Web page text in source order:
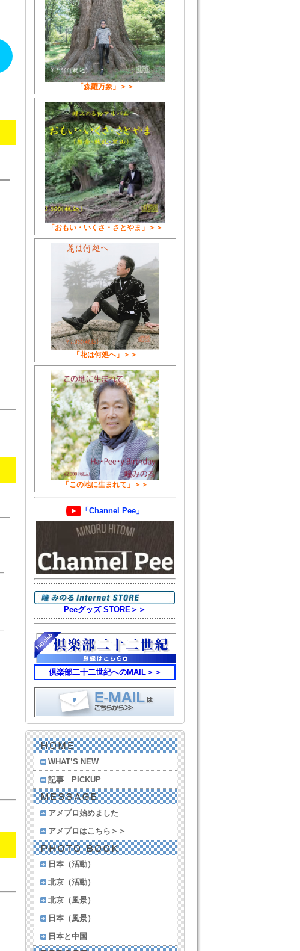
「森羅万象」＞＞
「おもい・いくさ・さとやま」＞＞
「花は何処へ」＞＞
「この地に生まれて」＞＞
「Channel Pee」
Peeグッズ STORE＞＞
倶楽部二十二世紀へのMAIL＞＞
WHAT’S NEW
記事 PICKUP
アメブロ始めました
アメブロはこちら＞＞
日本（活動）
北京（活動）
北京（風景）
日本（風景）
日本と中国